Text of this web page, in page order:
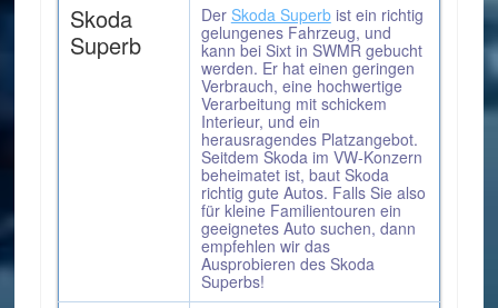
Skoda
Superb
Der Skoda Superbist ein richtig
gelungenes Fahrzeug, und
kann bei Sixt in SWMR gebucht
werden. Er hat einen geringen
Verbrauch, eine hochwertige
Verarbeitung mit schickem
Interieur, und ein
herausragendes Platzangebot.
Seitdem Skoda im VW-Konzern
beheimatet ist, baut Skoda
richtig gute Autos. Falls Sie also
für kleine Familientouren ein
geeignetes Auto suchen, dann
empfehlen wir das
Ausprobieren des Skoda
Superbs!